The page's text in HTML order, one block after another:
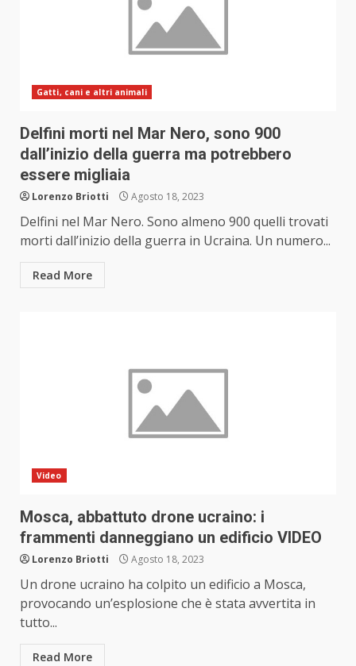
Gatti, cani e altri animali
Delfini morti nel Mar Nero, sono 900
dall’inizio della guerra ma potrebbero
essere migliaia
Lorenzo Briotti Agosto 18, 2023
Delfini nel Mar Nero. Sono almeno 900 quelli trovati
morti dall’inizio della guerra in Ucraina. Un numero...
Read More
Video
Mosca, abbattuto drone ucraino: i
frammenti danneggiano un edificio VIDEO
Lorenzo Briotti Agosto 18, 2023
Un drone ucraino ha colpito un edificio a Mosca,
provocando un’esplosione che è stata avvertita in
tutto...
Read More